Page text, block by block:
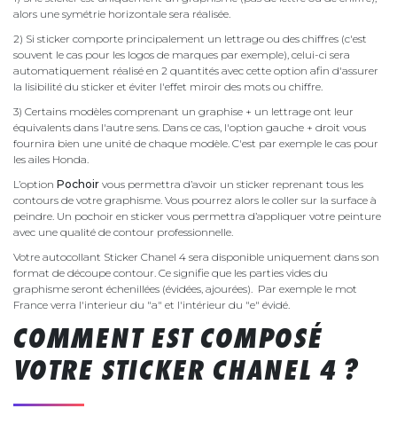
alors une symétrie horizontale sera réalisée.
2) Si sticker comporte principalement un lettrage ou des chiffres (c'est
souvent le cas pour les logos de marques par exemple), celui-ci sera
automatiquement réalisé en 2 quantités avec cette option afin d'assurer
la lisibilité du sticker et éviter l'effet miroir des mots ou chiffre.
3) Certains modèles comprenant un graphise + un lettrage ont leur
équivalents dans l'autre sens. Dans ce cas, l'option gauche + droit vous
fournira bien une unité de chaque modèle. C'est par exemple le cas pour
les ailes Honda.
L’option Pochoir vous permettra d’avoir un sticker reprenant tous les
contours de votre graphisme. Vous pourrez alors le coller sur la surface à
peindre. Un pochoir en sticker vous permettra d’appliquer votre peinture
avec une qualité de contour professionnelle.
Votre autocollant Sticker Chanel 4 sera disponible uniquement dans son
format de découpe contour. Ce signifie que les parties vides du
graphisme seront échenillées (évidées, ajourées). Par exemple le mot
France verra l'interieur du "a" et l'intérieur du "e" évidé.
COMMENT EST COMPOSÉ
VOTRE STICKER CHANEL 4 ?